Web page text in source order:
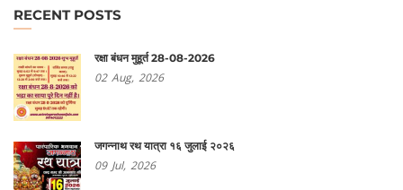
RECENT POSTS
रक्षा बंधन मुहूर्त 28-08-2026
02 Aug, 2026
जगन्नाथ रथ यात्रा १६ जुलाई २०२६
09 Jul, 2026